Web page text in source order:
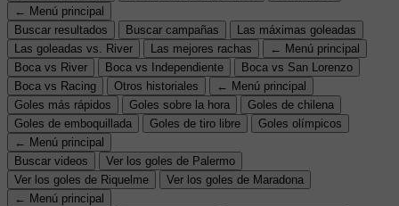
← Menú principal
Buscar resultados
Buscar campañas
Las máximas goleadas
Las goleadas vs. River
Las mejores rachas
← Menú principal
Boca vs River
Boca vs Independiente
Boca vs San Lorenzo
Boca vs Racing
Otros historiales
← Menú principal
Goles más rápidos
Goles sobre la hora
Goles de chilena
Goles de emboquillada
Goles de tiro libre
Goles olímpicos
← Menú principal
Buscar videos
Ver los goles de Palermo
Ver los goles de Riquelme
Ver los goles de Maradona
← Menú principal